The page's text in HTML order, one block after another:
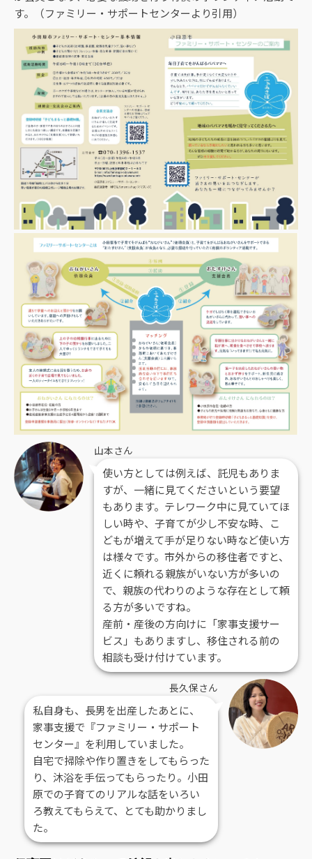
す。（ファミリー・サポートセンターより引用）
山本さん
使い方としては例えば、託児もありま
すが、一緒に見てくださいという要望
もあります。テレワーク中に見ていてほ
しい時や、子育てが少し不安な時、こ
どもが増えて手が足りない時など使い方
は様々です。市外からの移住者ですと、
近くに頼れる親族がいない方が多いの
で、親族の代わりのような存在として頼
る方が多いですね。
産前・産後の方向けに「家事支援サー
ビス」もありますし、移住される前の
相談も受け付けています。
長久保さん
私自身も、長男を出産したあとに、
家事支援で『ファミリー・サポート
センター』を利用していました。
自宅で掃除や作り置きをしてもらった
り、沐浴を手伝ってもらったり。小田
原での子育てのリアルな話をいろい
ろ教えてもらえて、とても助かりまし
た。